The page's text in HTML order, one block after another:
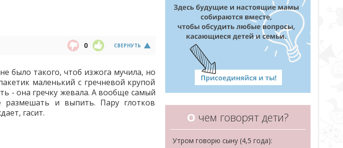
СВЕРНУТЬ
0
было такого, чтоб изжога мучила, но
маленький с гречневой крупой
- она гречку жевала. А вообще самый
и выпить. Пару глотков
гасит.
О чем говорят дети?
Утром говорю сыну (4,5 года):